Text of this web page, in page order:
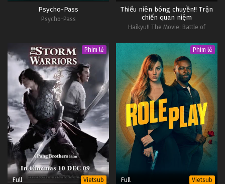
Psycho-Pass
Psycho-Pass
Thiếu niên bóng chuyền!! Trận
chiến quan niệm
Haikyu!! The Movie: Battle of
Phim lẻ
Full Vietsub
Phim lẻ
Full Vietsub